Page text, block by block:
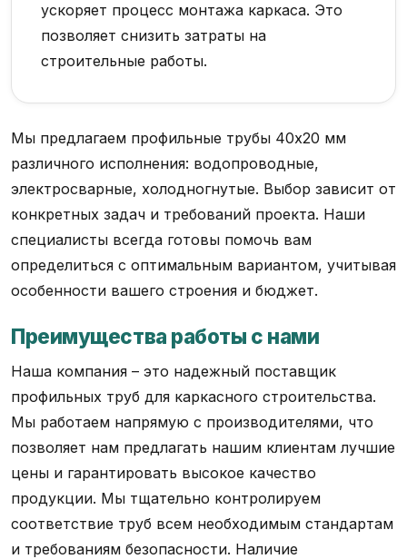
ускоряет процесс монтажа каркаса. Это
позволяет снизить затраты на
строительные работы.
Мы предлагаем профильные трубы 40х20 мм
различного исполнения: водопроводные,
электросварные, холодногнутые. Выбор зависит от
конкретных задач и требований проекта. Наши
специалисты всегда готовы помочь вам
определиться с оптимальным вариантом, учитывая
особенности вашего строения и бюджет.
Преимущества работы с нами
Наша компания – это надежный поставщик
профильных труб для каркасного строительства.
Мы работаем напрямую с производителями, что
позволяет нам предлагать нашим клиентам лучшие
цены и гарантировать высокое качество
продукции. Мы тщательно контролируем
соответствие труб всем необходимым стандартам
и требованиям безопасности. Наличие